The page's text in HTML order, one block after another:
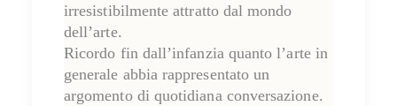
irresistibilmente attratto dal mondo
dell’arte.
Ricordo fin dall’infanzia quanto l’arte in
generale abbia rappresentato un
argomento di quotidiana conversazione.